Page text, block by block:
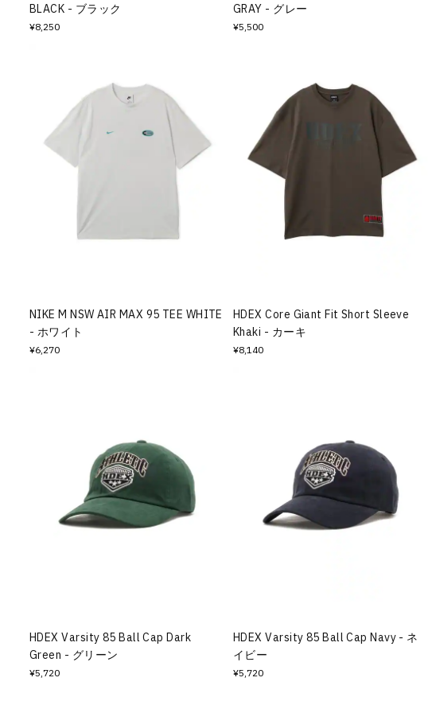
BLACK - ブラック
¥8,250
GRAY - グレー
¥5,500
NIKE M NSW AIR MAX 95 TEE WHITE
- ホワイト
¥6,270
HDEX Core Giant Fit Short Sleeve
Khaki - カーキ
¥8,140
HDEX Varsity 85 Ball Cap Dark
Green - グリーン
¥5,720
HDEX Varsity 85 Ball Cap Navy - ネ
イビー
¥5,720